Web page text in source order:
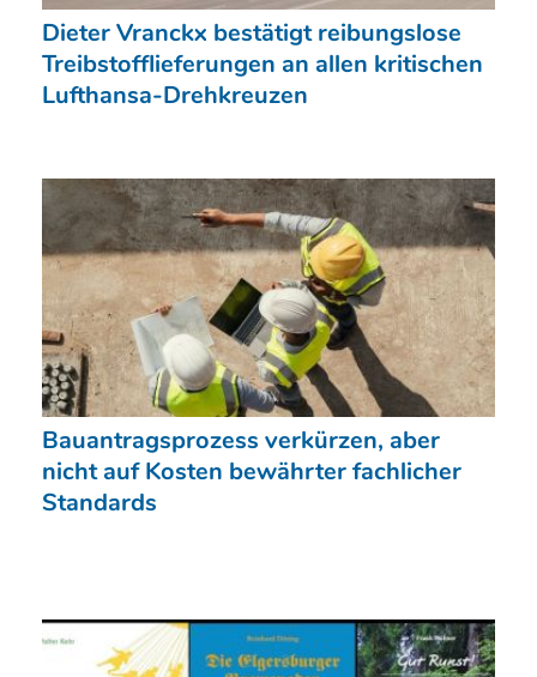
Dieter Vranckx bestätigt reibungslose
Treibstofflieferungen an allen kritischen
Lufthansa-Drehkreuzen
Bauantragsprozess verkürzen, aber
nicht auf Kosten bewährter fachlicher
Standards